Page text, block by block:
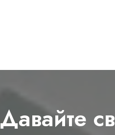
Давайте